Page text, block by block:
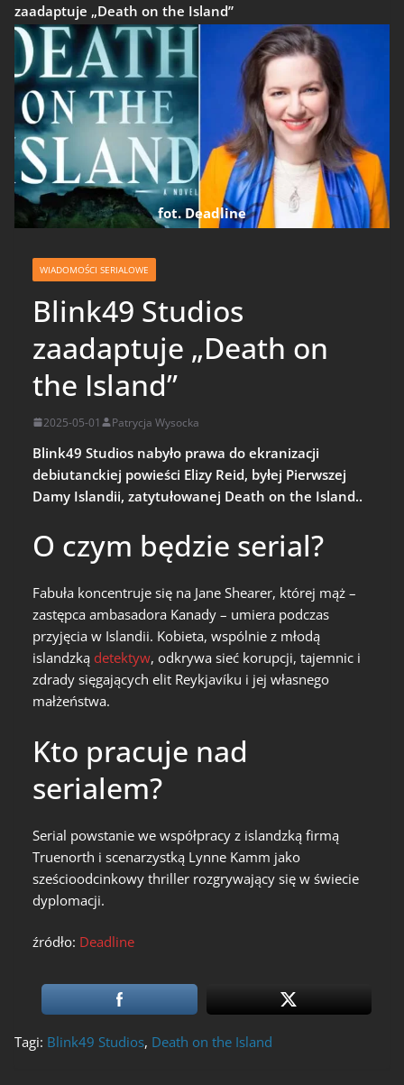
zaadaptuje „Death on the Island”
fot. Deadline
WIADOMOŚCI SERIALOWE
Blink49 Studios
zaadaptuje „Death on
the Island”
2025-05-01 Patrycja Wysocka
Blink49 Studios nabyło prawa do ekranizacji
debiutanckiej powieści Elizy Reid, byłej Pierwszej
Damy Islandii, zatytułowanej Death on the Island..
O czym będzie serial?
Fabuła koncentruje się na Jane Shearer, której mąż –
zastępca ambasadora Kanady – umiera podczas
przyjęcia w Islandii. Kobieta, wspólnie z młodą
islandzką detektyw, odkrywa sieć korupcji, tajemnic i
zdrady sięgających elit Reykjavíku i jej własnego
małżeństwa.
Kto pracuje nad
serialem?
Serial powstanie we współpracy z islandzką firmą
Truenorth i scenarzystką Lynne Kamm jako
sześcioodcinkowy thriller rozgrywający się w świecie
dyplomacji.
źródło: Deadline
Tagi: Blink49 Studios, Death on the Island